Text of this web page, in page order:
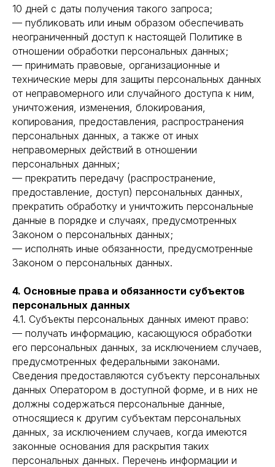
10 дней с даты получения такого запроса;
— публиковать или иным образом обеспечивать
неограниченный доступ к настоящей Политике в
отношении обработки персональных данных;
— принимать правовые, организационные и
технические меры для защиты персональных данных
от неправомерного или случайного доступа к ним,
уничтожения, изменения, блокирования,
копирования, предоставления, распространения
персональных данных, а также от иных
неправомерных действий в отношении
персональных данных;
— прекратить передачу (распространение,
предоставление, доступ) персональных данных,
прекратить обработку и уничтожить персональные
данные в порядке и случаях, предусмотренных
Законом о персональных данных;
— исполнять иные обязанности, предусмотренные
Законом о персональных данных.
4. Основные права и обязанности субъектов
персональных данных
4.1. Субъекты персональных данных имеют право:
— получать информацию, касающуюся обработки
его персональных данных, за исключением случаев,
предусмотренных федеральными законами.
Сведения предоставляются субъекту персональных
данных Оператором в доступной форме, и в них не
должны содержаться персональные данные,
относящиеся к другим субъектам персональных
данных, за исключением случаев, когда имеются
законные основания для раскрытия таких
персональных данных. Перечень информации и